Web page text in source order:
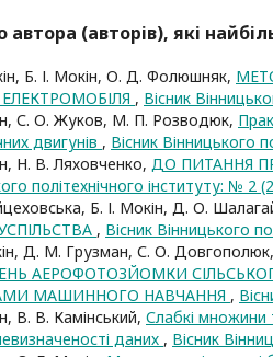
автора (авторів), які
Б. І. Мокін, О. Д. Фолюшняк,
, Вісник
С. О. Жуков, М. П. Розводюк,
двигунів , Вісник Вінницького
Н. В. Ляховченко, ДО ПИТАННЯ
політехнічного інституту: № 2
Б. І. Мокін, Д. О.
, Вісник Вінницького
Д. М. Грузман, С. О.
АЕРОФОТОЗЙОМКИ
МАШИННОГО НАВЧАННЯ ,
В. В. Камінський, Слабкі множини
даних , Вісник